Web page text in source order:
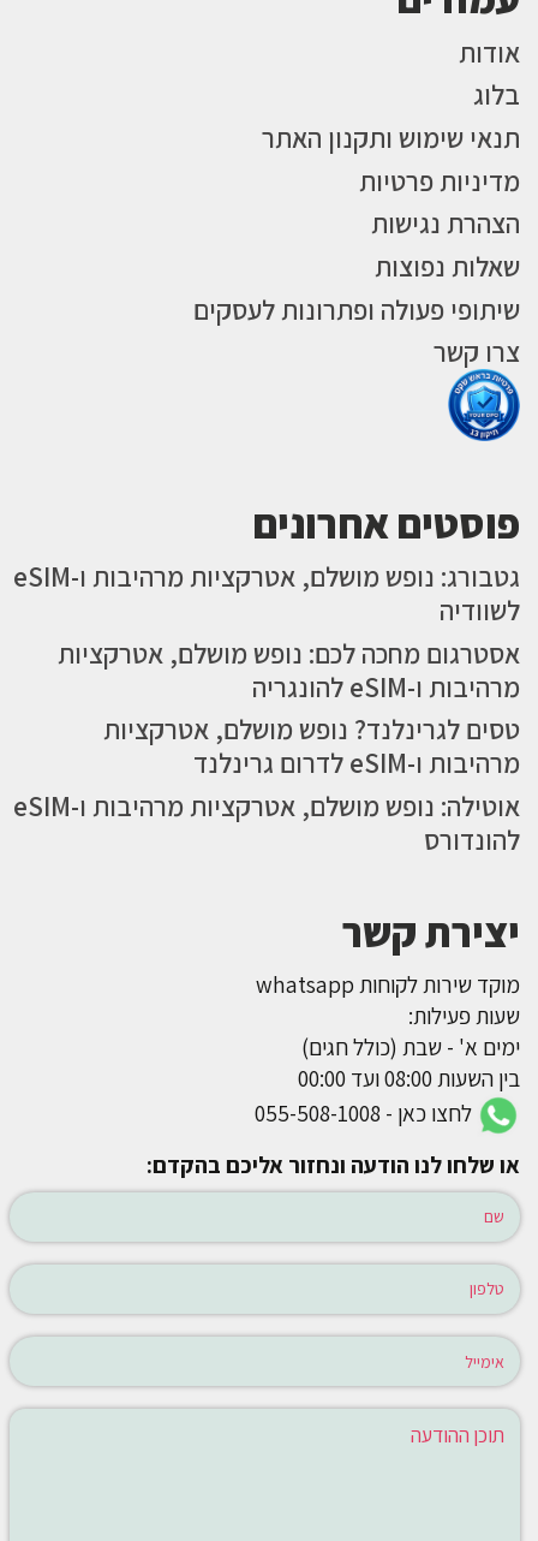
אודות
בלוג
תנאי שימוש ותקנון האתר
מדיניות פרטיות
הצהרת נגישות
שאלות נפוצות
שיתופי פעולה ופתרונות לעסקים
צרו קשר
פוסטים אחרונים
גטבורג: נופש מושלם, אטרקציות מרהיבות ו-eSIM
לשוודיה
אסטרגום מחכה לכם: נופש מושלם, אטרקציות
מרהיבות ו-eSIM להונגריה
טסים לגרינלנד? נופש מושלם, אטרקציות
מרהיבות ו-eSIM לדרום גרינלנד
אוטילה: נופש מושלם, אטרקציות מרהיבות ו-eSIM
להונדורס
יצירת קשר
מוקד שירות לקוחות whatsapp
שעות פעילות:
ימים א' - שבת (כולל חגים)
בין השעות 08:00 ועד 00:00
לחצו כאן - 055-508-1008
או שלחו לנו הודעה ונחזור אליכם בהקדם: